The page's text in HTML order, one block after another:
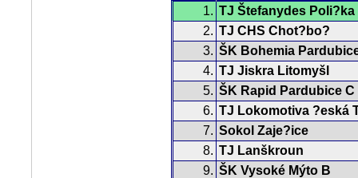
1. TJ Štefanydes Poli?ka
2. TJ CHS Chot?bo?
3. ŠK Bohemia
4. TJ Jiskra Litomyšl
5. ŠK Rapid Pardubice C
6. TJ Lokomotiva ?eská
7. Sokol Zaje?ice
8. TJ Lanškroun
9. ŠK Vysoké Mýto B